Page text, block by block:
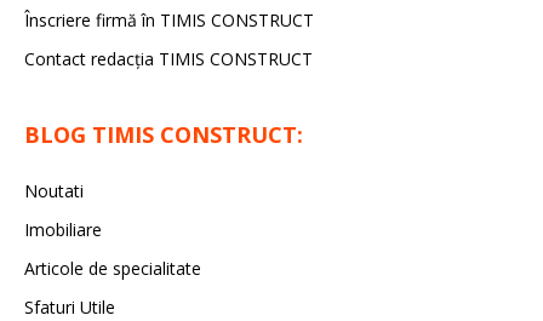
Înscriere firmă în TIMIS CONSTRUCT
Contact redacția TIMIS CONSTRUCT
BLOG TIMIS CONSTRUCT:
Noutati
Imobiliare
Articole de specialitate
Sfaturi Utile